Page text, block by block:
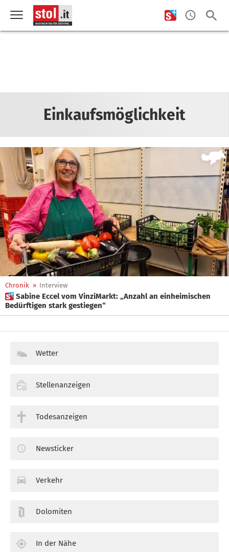
Einkaufsmöglichkeit
Chronik » Interview
 Sabine Eccel vom VinziMarkt: „Anzahl an einheimischen
Bedürftigen stark gestiegen“
Wetter
Stellenanzeigen
Todesanzeigen
Newsticker
Verkehr
Dolomiten
In der Nähe